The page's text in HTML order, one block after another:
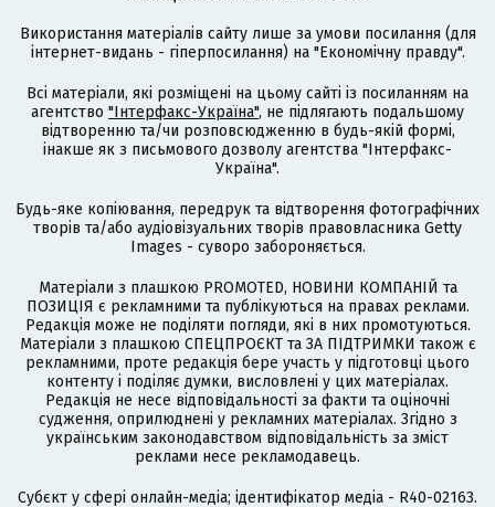
Використання матеріалів сайту лише за умови посилання (для
інтернет-видань - гіперпосилання) на "Економічну правду".
Всі матеріали, які розміщені на цьому сайті із посиланням на
агентство "Інтерфакс-Україна", не підлягають подальшому
відтворенню та/чи розповсюдженню в будь-якій формі,
інакше як з письмового дозволу агентства "Інтерфакс-
Україна".
Будь-яке копіювання, передрук та відтворення фотографічних
творів та/або аудіовізуальних творів правовласника Getty
Images - суворо забороняється.
Матеріали з плашкою PROMOTED, НОВИНИ КОМПАНІЙ та
ПОЗИЦІЯ є рекламними та публікуються на правах реклами.
Редакція може не поділяти погляди, які в них промотуються.
Матеріали з плашкою СПЕЦПРОЄКТ та ЗА ПІДТРИМКИ також є
рекламними, проте редакція бере участь у підготовці цього
контенту і поділяє думки, висловлені у цих матеріалах.
Редакція не несе відповідальності за факти та оціночні
судження, оприлюднені у рекламних матеріалах. Згідно з
українським законодавством відповідальність за зміст
реклами несе рекламодавець.
Cубєкт у сфері онлайн-медіа; ідентифікатор медіа - R40-02163.